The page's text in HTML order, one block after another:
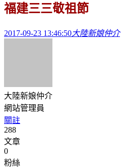
福建三三敬祖節
2017-09-23 13:46:50大陸新娘仲介
大陸新娘仲介
網站管理員
關註
288
文章
0
粉絲